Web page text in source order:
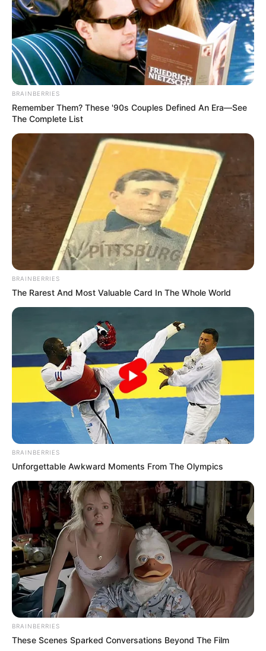
Η δίδυμη παραλία-έκπληξη της Εύβοιας: Μια
λωρίδα άμμου με θάλασσα και στις δύο
πλευρές, 90 λεπτά από Χαλκίδα
Ακολουθήστε το evianews.com στοGoogle
News
τον Γιώργο Κουτελίνη στον Πτήση 103,2 fm
BRAINBERRIES
Remember Them? These '90s Couples Defined An Era—See
The Complete List
BRAINBERRIES
The Rarest And Most Valuable Card In The Whole World
BRAINBERRIES
Unforgettable Awkward Moments From The Olympics
BRAINBERRIES
These Scenes Sparked Conversations Beyond The Film